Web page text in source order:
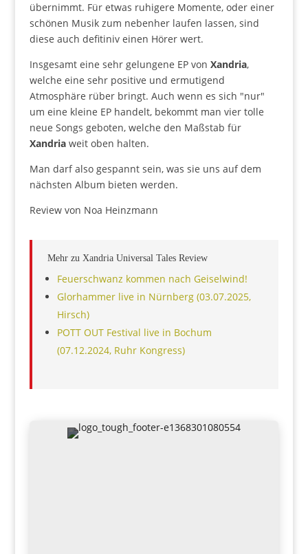
übernimmt. Für etwas ruhigere Momente, oder einer
schönen Musik zum nebenher laufen lassen, sind
diese auch defitiniv einen Hörer wert.
Insgesamt eine sehr gelungene EP von Xandria,
welche eine sehr positive und ermutigend
Atmosphäre rüber bringt. Auch wenn es sich "nur"
um eine kleine EP handelt, bekommt man vier tolle
neue Songs geboten, welche den Maßstab für
Xandriaweit oben halten.
Man darf also gespannt sein, was sie uns auf dem
nächsten Album bieten werden.
Review von Noa Heinzmann
Mehr zu Xandria Universal Tales Review
Feuerschwanz kommen nach Geiselwind!
Glorhammer live in Nürnberg (03.07.2025,
Hirsch)
POTT OUT Festival live in Bochum
(07.12.2024, Ruhr Kongress)